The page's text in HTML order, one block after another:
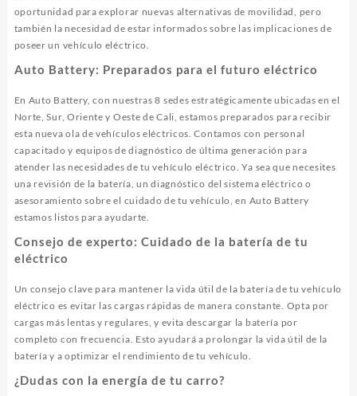
oportunidad para explorar nuevas alternativas de movilidad, pero
también la necesidad de estar informados sobre las implicaciones de
poseer un vehículo eléctrico.
Auto Battery: Preparados para el futuro eléctrico
En Auto Battery, con nuestras 8 sedes estratégicamente ubicadas en el
Norte, Sur, Oriente y Oeste de Cali, estamos preparados para recibir
esta nueva ola de vehículos eléctricos. Contamos con personal
capacitado y equipos de diagnóstico de última generación para
atender las necesidades de tu vehículo eléctrico. Ya sea que necesites
una revisión de la batería, un diagnóstico del sistema eléctrico o
asesoramiento sobre el cuidado de tu vehículo, en Auto Battery
estamos listos para ayudarte.
Consejo de experto: Cuidado de la batería de tu
eléctrico
Un consejo clave para mantener la vida útil de la batería de tu vehículo
eléctrico es evitar las cargas rápidas de manera constante. Opta por
cargas más lentas y regulares, y evita descargar la batería por
completo con frecuencia. Esto ayudará a prolongar la vida útil de la
batería y a optimizar el rendimiento de tu vehículo.
¿Dudas con la energía de tu carro?